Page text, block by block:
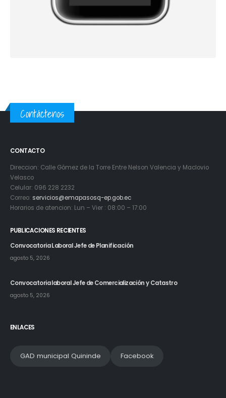
Contáctenos
CONTACTO
Direccion: Calle Gómez de la Torre Entre Nelson Valencia y Maclovio
Velasco
Celular: 096 228 2232
Correo: servicios@emapasosq-ep.gob.ec
Horarios de atencion: Lun – Vier : 08:00 – 17:00
PUBLICACIONES RECIENTES
Convocatoria Laboral Jefe de Planificación
agosto 5, 2026
Convocatoria laboral Jefe de Comercialización y Catastro
agosto 5, 2026
ENLACES
GAD municipal Quininde Facebook